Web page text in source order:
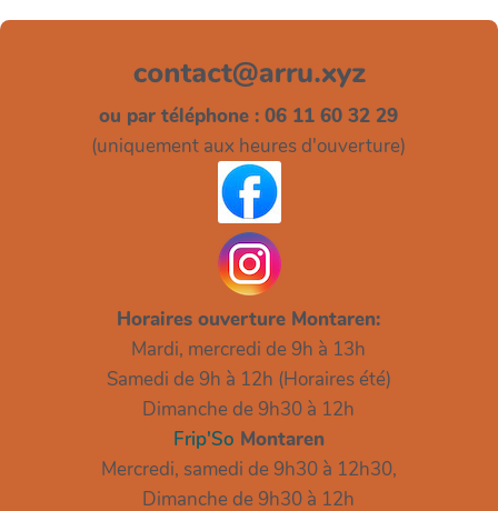
ou par téléphone : 06 11 60 32 29
(uniquement aux heures d'ouverture)
Horaires ouverture Montaren:
Mardi, mercredi de 9h à 13h
Samedi de 9h à 12h (Horaires été)
Dimanche de 9h30 à 12h
Frip'So Montaren
Mercredi, samedi de 9h30 à 12h30,
Dimanche de 9h30 à 12h